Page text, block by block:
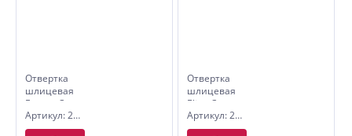
Отвертка
шлицевая
Expert, Cr-
V, SL 8 ×
150 мм.
Артикул: 2561815
Отвертка
шлицевая
Elite, Cr-
V,SL 5×38
мм
Артикул: 2565538